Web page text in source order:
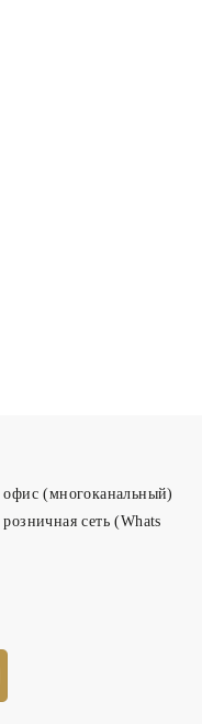
офис (многоканальный)
розничная сеть (Whats